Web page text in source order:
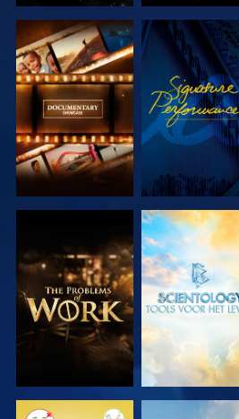
VERKEN DE
SERIE
KIJK
VERKEN DE
SERIE
VERKEN DE
SERIE